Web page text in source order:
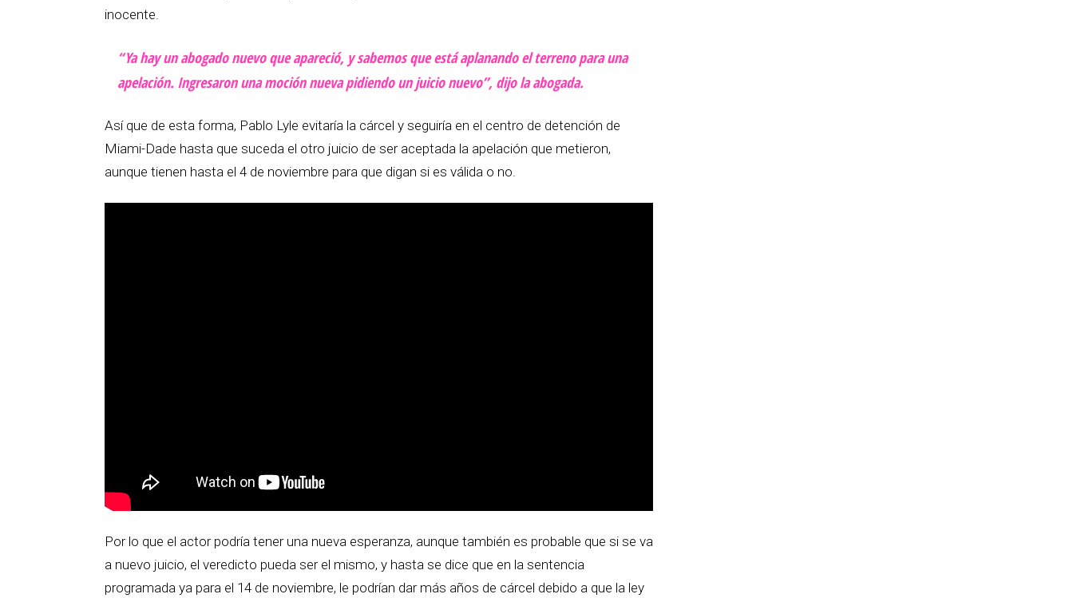
inocente.
“Ya hay un abogado nuevo que apareció, y sabemos que está aplanando el terreno para una
apelación. Ingresaron una moción nueva pidiendo un juicio nuevo”, dijo la abogada.
Así que de esta forma, Pablo Lyle evitaría la cárcel y seguiría en el centro de detención de
Miami-Dade hasta que suceda el otro juicio de ser aceptada la apelación que metieron,
aunque tienen hasta el 4 de noviembre para que digan si es válida o no.
Por lo que el actor podría tener una nueva esperanza, aunque también es probable que si se va
a nuevo juicio, el veredicto pueda ser el mismo, y hasta se dice que en la sentencia
programada ya para el 14 de noviembre, le podrían dar más años de cárcel debido a que la ley